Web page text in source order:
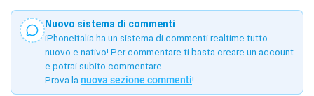
Nuovo sistema di commenti
iPhoneItalia ha un sistema di commenti realtime tutto
nuovo e nativo! Per commentare ti basta creare un account
e potrai subito commentare.
Prova la nuova sezione commenti!